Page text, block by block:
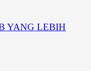
YANG LEBIH